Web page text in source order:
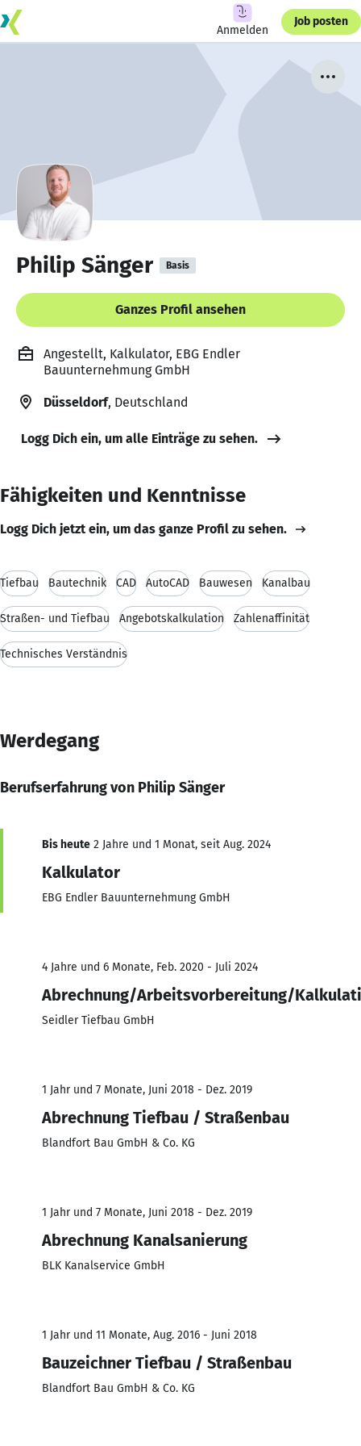
Anmelden
Job posten
Philip Sänger Basis
Ganzes Profil ansehen
Angestellt, Kalkulator, EBG Endler
Bauunternehmung GmbH
Düsseldorf, Deutschland
Logg Dich ein, um alle Einträge zu sehen.
Fähigkeiten und Kenntnisse
Logg Dich jetzt ein, um das ganze Profil zu sehen.
Tiefbau Bautechnik CAD AutoCAD Bauwesen Kanalbau
Straßen- und Tiefbau Angebotskalkulation Zahlenaffinität
Technisches Verständnis
Werdegang
Berufserfahrung von Philip Sänger
Bis heute 2 Jahre und 1 Monat, seit Aug. 2024
Kalkulator
EBG Endler Bauunternehmung GmbH
4 Jahre und 6 Monate, Feb. 2020 - Juli 2024
Abrechnung/Arbeitsvorbereitung/
Seidler Tiefbau GmbH
1 Jahr und 7 Monate, Juni 2018 - Dez. 2019
Abrechnung Tiefbau / Straßenbau
Blandfort Bau GmbH & Co. KG
1 Jahr und 7 Monate, Juni 2018 - Dez. 2019
Abrechnung Kanalsanierung
BLK Kanalservice GmbH
1 Jahr und 11 Monate, Aug. 2016 - Juni 2018
Bauzeichner Tiefbau / Straßenbau
Blandfort Bau GmbH & Co. KG